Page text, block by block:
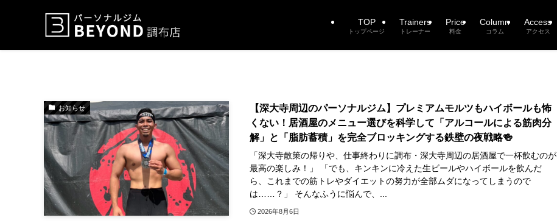
TOP
トップページ
Trainers
トレーナー
Price
料金
Column
コラム
Access
アクセス
お知らせ
【深大寺周辺のパーソナルジム】プレミアムモルツもハイボールも怖
くない！居酒屋のメニュー選びを科学して「アルコールによる筋肉分
解」と「脂肪蓄積」を完全ブロッキングする鉄壁の夜戦略🍻
「深大寺散策の帰りや、仕事終わりに調布・深大寺周辺の居酒屋で一杯飲むのが
最高の楽しみ！」 「でも、キンキンに冷えた生ビールやハイボールを飲んだ
ら、これまでの筋トレやダイエットの努力が全部ムダになってしまうので
は……？」 そんなふうに悩んで、...
2026年8月6日